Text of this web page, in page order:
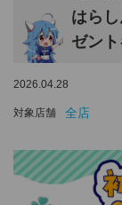
はら
ゼン
2026.04.28
対象店舗 全店